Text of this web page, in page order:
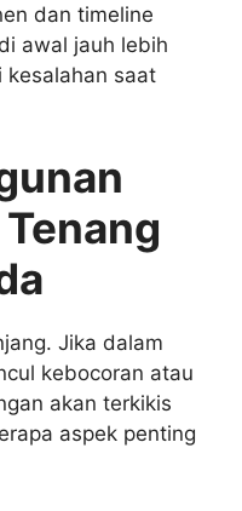
dan timeline
awal jauh lebih
kesalahan saat
Jika dalam
kebocoran atau
akan terkikis
aspek penting